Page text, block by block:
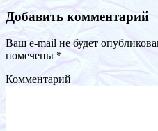
Добавить комментарий
Ваш e-mail не будет
помечены *
Комментарий